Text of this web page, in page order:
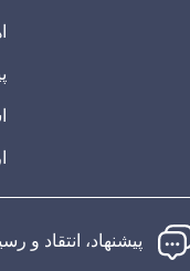
پیشنهاد، انتقاد و